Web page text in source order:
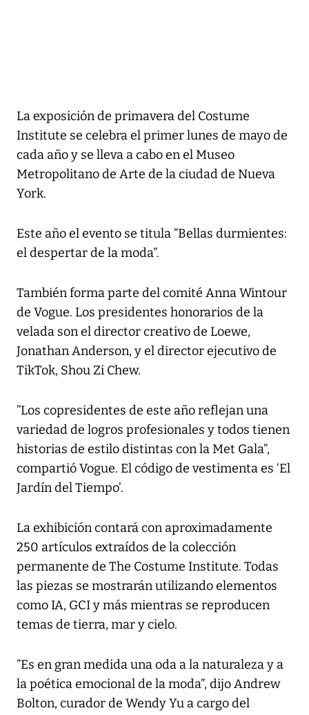
La exposición de primavera del Costume
Institute se celebra el primer lunes de mayo de
cada año y se lleva a cabo en el Museo
Metropolitano de Arte de la ciudad de Nueva
York.
Este año el evento se titula “Bellas durmientes:
el despertar de la moda”.
También forma parte del comité Anna Wintour
de Vogue. Los presidentes honorarios de la
velada son el director creativo de Loewe,
Jonathan Anderson, y el director ejecutivo de
TikTok, Shou Zi Chew.
”Los copresidentes de este año reflejan una
variedad de logros profesionales y todos tienen
historias de estilo distintas con la Met Gala”,
compartió Vogue. El código de vestimenta es ‘El
Jardín del Tiempo’.
La exhibición contará con aproximadamente
250 artículos extraídos de la colección
permanente de The Costume Institute. Todas
las piezas se mostrarán utilizando elementos
como IA, GCI y más mientras se reproducen
temas de tierra, mar y cielo.
”Es en gran medida una oda a la naturaleza y a
la poética emocional de la moda”, dijo Andrew
Bolton, curador de Wendy Yu a cargo del